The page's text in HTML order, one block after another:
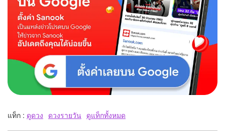
แท็ก : ดูดวง ดวงรายวัน ดูแท็กทั้งหมด